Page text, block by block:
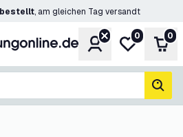
, am gleichen Tag versandt
KontoMeine
0 0